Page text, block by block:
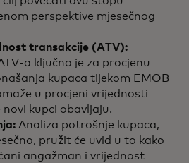
perspektive mjesečnog
transakcije (ATV):
a ključno je za procjenu
kupaca tijekom EMOB
u procjeni vrijednosti
kupci obavljaju.
Analiza potrošnje kupaca,
pružit će uvid u to kako
angažman i vrijednost